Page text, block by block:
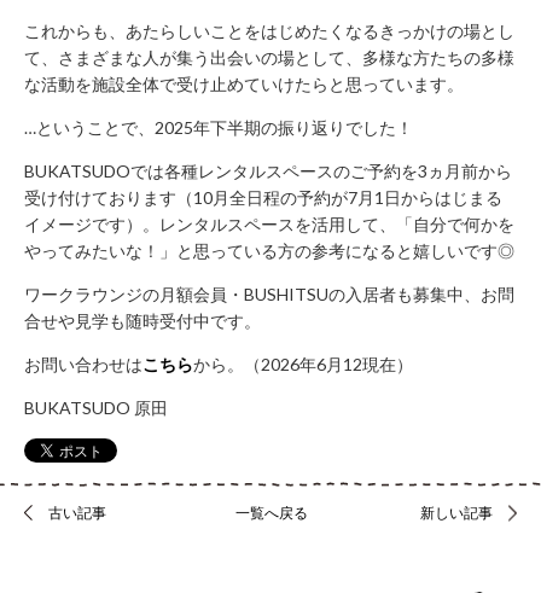
これからも、あたらしいことをはじめたくなるきっかけの場とし
て、さまざまな人が集う出会いの場として、多様な方たちの多様
な活動を施設全体で受け止めていけたらと思っています。
…ということで、2025年下半期の振り返りでした！
BUKATSUDOでは各種レンタルスペースのご予約を3ヵ月前から
受け付けております（10月全日程の予約が7月1日からはじまる
イメージです）。レンタルスペースを活用して、「自分で何かを
やってみたいな！」と思っている方の参考になると嬉しいです◎
ワークラウンジの月額会員・BUSHITSUの入居者も募集中、お問
合せや見学も随時受付中です。
お問い合わせはこちらから。（2026年6月12現在）
BUKATSUDO 原田
古い記事 一覧へ戻る 新しい記事
ー
運
営
会
い
2015©
Right
Reserved.